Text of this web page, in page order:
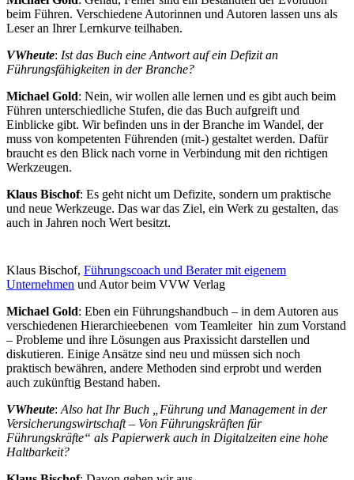
beim Führen. Verschiedene Autorinnen und Autoren lassen uns als
Leser an Ihrer Lernkurve teilhaben.
VWheute: Ist das Buch eine Antwort auf ein Defizit an
Führungsfähigkeiten in der Branche?
Michael Gold: Nein, wir wollen alle lernen und es gibt auch beim
Führen unterschiedliche Stufen, die das Buch aufgreift und
Einblicke gibt. Wir befinden uns in der Branche im Wandel, der
muss von kompetenten Führenden (mit-) gestaltet werden. Dafür
braucht es den Blick nach vorne in Verbindung mit den richtigen
Werkzeugen.
Klaus Bischof: Es geht nicht um Defizite, sondern um praktische
und neue Werkzeuge. Das war das Ziel, ein Werk zu gestalten, das
auch in Jahren noch Wert besitzt.
Klaus Bischof, Führungscoach und Berater mit eigenem
Unternehmen und Autor beim VVW Verlag
Michael Gold: Eben ein Führungshandbuch – in dem Autoren aus
verschiedenen Hierarchieebenen vom Teamleiter hin zum Vorstand
– Probleme und ihre Lösungen aus Praxissicht darstellen und
diskutieren. Einige Ansätze sind neu und müssen sich noch
praktisch bewähren, andere Methoden sind erprobt und werden
auch zukünftig Bestand haben.
VWheute:Also hat Ihr Buch „Führung und Management in der
Versicherungswirtschaft – Von Führungskräften für
Führungskräfte“ als Papierwerk auch in Digitalzeiten eine hohe
Haltbarkeit?